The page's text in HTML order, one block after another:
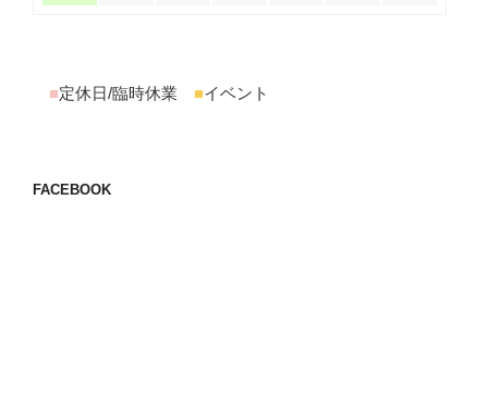
■定休日/臨時休業 ■イベント
FACEBOOK